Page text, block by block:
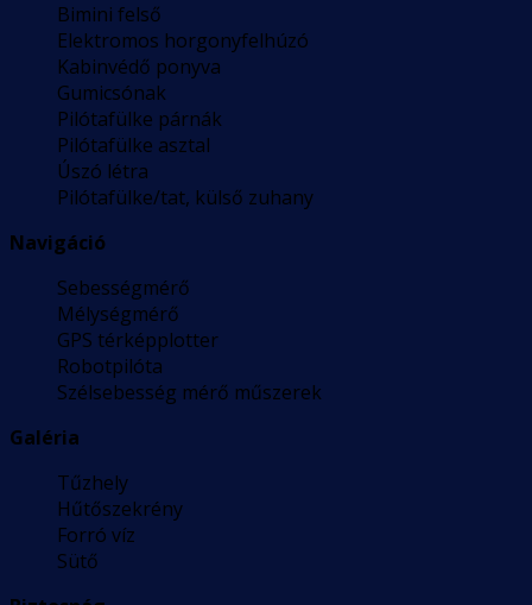
Bimini felső
Elektromos horgonyfelhúzó
Kabinvédő ponyva
Gumicsónak
Pilótafülke párnák
Pilótafülke asztal
Úszó létra
Pilótafülke/tat, külső zuhany
Navigáció
Sebességmérő
Mélységmérő
GPS térképplotter
Robotpilóta
Szélsebesség mérő műszerek
Galéria
Tűzhely
Hűtőszekrény
Forró víz
Sütő